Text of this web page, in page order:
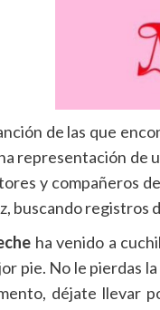
de las que
representación de
y compañeros
buscando registros
ha venido a
pie. No le pierdas
déjate llevar